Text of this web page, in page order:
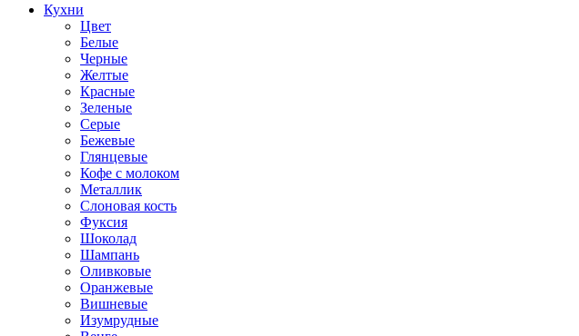
Кухни
Цвет
Белые
Черные
Желтые
Красные
Зеленые
Серые
Бежевые
Глянцевые
Кофе с молоком
Металлик
Слоновая кость
Фуксия
Шоколад
Шампань
Оливковые
Оранжевые
Вишневые
Изумрудные